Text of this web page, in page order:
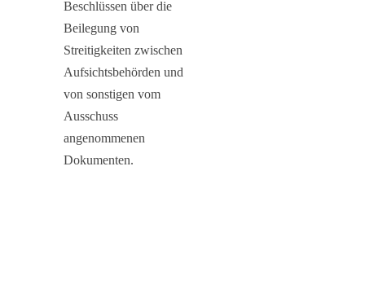
Beschlüssen über die
Beilegung von
Streitigkeiten zwischen
Aufsichtsbehörden und
von sonstigen vom
Ausschuss
angenommenen
Dokumenten.